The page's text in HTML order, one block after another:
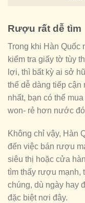
Rượu rất dễ tìm
Trong khi Hàn Quốc
kiểm tra giấy tờ tùy
lợi, thì bất kỳ ai sở
thể dễ dàng tiếp
nhất, bạn có thể
won- rẻ hơn nước
Không chỉ vậy, Hàn
đến việc bán rượu
siêu thị hoặc cửa
tìm thấy rượu mạnh,
chúng, dù ngày hay
đặc biệt nơi đây.